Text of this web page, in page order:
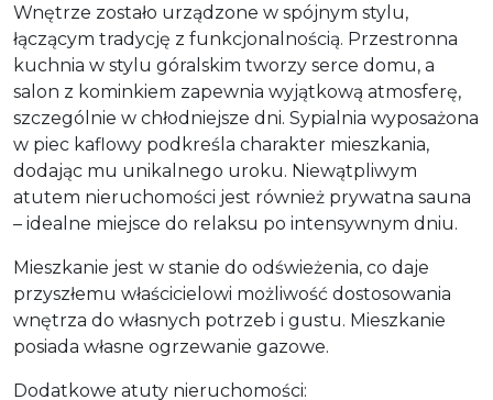
Wnętrze zostało urządzone w spójnym stylu,
łączącym tradycję z funkcjonalnością. Przestronna
kuchnia w stylu góralskim tworzy serce domu, a
salon z kominkiem zapewnia wyjątkową atmosferę,
szczególnie w chłodniejsze dni. Sypialnia wyposażona
w piec kaflowy podkreśla charakter mieszkania,
dodając mu unikalnego uroku. Niewątpliwym
atutem nieruchomości jest również prywatna sauna
– idealne miejsce do relaksu po intensywnym dniu.
Mieszkanie jest w stanie do odświeżenia, co daje
przyszłemu właścicielowi możliwość dostosowania
wnętrza do własnych potrzeb i gustu. Mieszkanie
posiada własne ogrzewanie gazowe.
Dodatkowe atuty nieruchomości: